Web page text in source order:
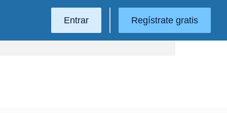
Entrar Regístrate gratis